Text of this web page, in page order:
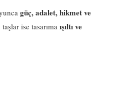
güç, adalet, hikmet ve
ise tasarıma ışıltı ve